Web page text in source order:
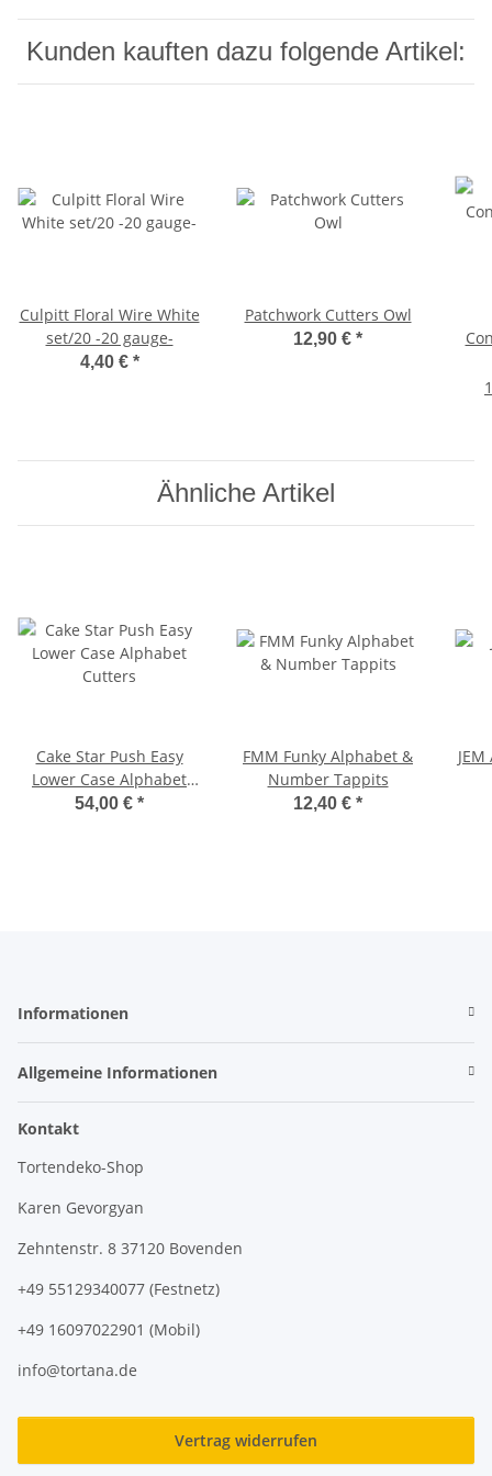
Kunden kauften dazu folgende Artikel:
Culpitt Floral Wire White
set/20 -20 gauge-
4,40 € *
Patchwork Cutters Owl
12,90 € *
Ähnliche Artikel
Cake Star Push Easy
Lower Case Alphabet
Cutters
54,00 € *
FMM Funky Alphabet &
Number Tappits
12,40 € *
Informationen
Allgemeine Informationen
Kontakt
Tortendeko-Shop
Karen Gevorgyan
Zehntenstr. 8 37120 Bovenden
+49 55129340077 (Festnetz)
+49 16097022901 (Mobil)
info@tortana.de
Vertrag widerrufen